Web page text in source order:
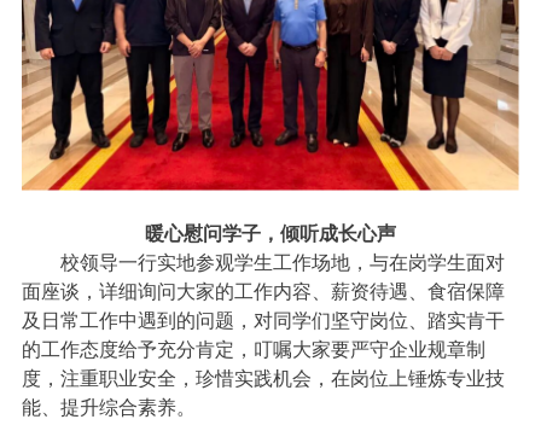
暖心慰问学子，倾听成长心声
校领导一行实地参观学生工作场地，与在岗学生面对
面座谈，详细询问大家的工作内容、薪资待遇、食宿保障
及日常工作中遇到的问题，对同学们坚守岗位、踏实肯干
的工作态度给予充分肯定，叮嘱大家要严守企业规章制
度，注重职业安全，珍惜实践机会，在岗位上锤炼专业技
能、提升综合素养。